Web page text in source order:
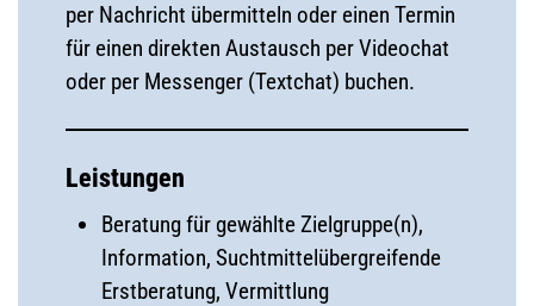
per Nachricht übermitteln oder einen Termin
für einen direkten Austausch per Videochat
oder per Messenger (Textchat) buchen.
Leistungen
Beratung für gewählte Zielgruppe(n),
Information, Suchtmittelübergreifende
Erstberatung, Vermittlung